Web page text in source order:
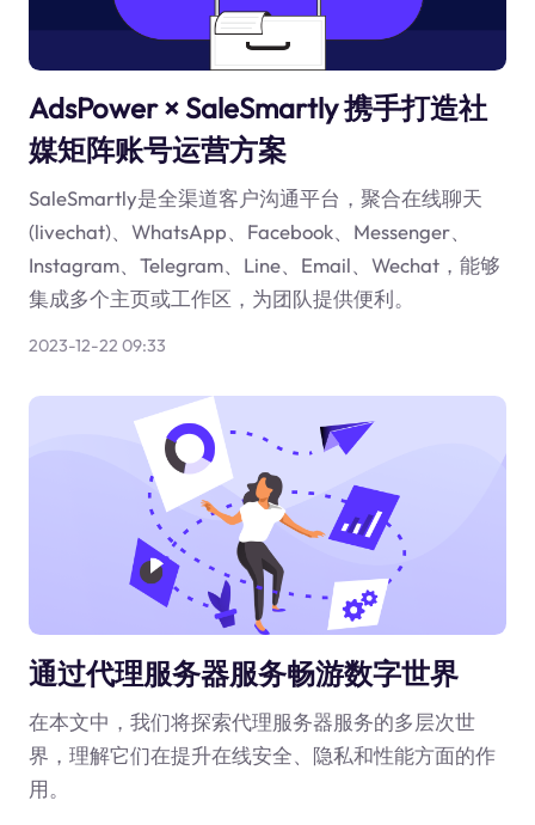
AdsPower × SaleSmartly 携手打造社
媒矩阵账号运营方案
SaleSmartly是全渠道客户沟通平台，聚合在线聊天
(livechat)、WhatsApp、Facebook、Messenger、
Instagram、Telegram、Line、Email、Wechat，能够
集成多个主页或工作区，为团队提供便利。
2023-12-22 09:33
通过代理服务器服务畅游数字世界
在本文中，我们将探索代理服务器服务的多层次世
界，理解它们在提升在线安全、隐私和性能方面的作
用。